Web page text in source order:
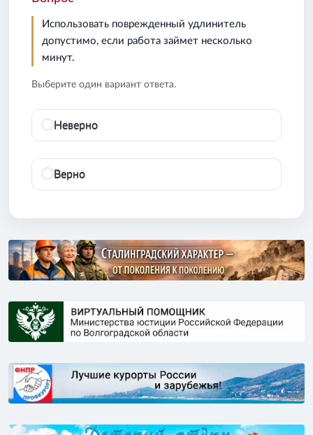
Использовать поврежденный удлинитель
допустимо, если работа займет несколько
минут.
Выберите один вариант ответа.
Неверно
Верно